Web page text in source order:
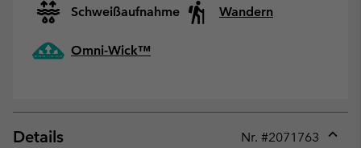
Schweißaufnahme Wandern
Omni-Wick™
Details Nr. #2071763